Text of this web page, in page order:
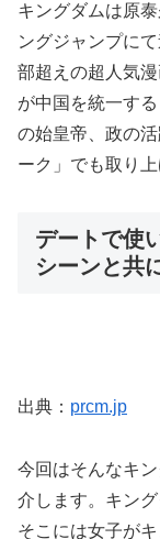
キングダムは原
ングジャンプに
部超えの超人気
が中国を統一す
の始皇帝、政の
ーク」でも取り
デートで使
シーンと共
出典： prcm.jp
今回はそんなキ
介します。キン
そこには女子が